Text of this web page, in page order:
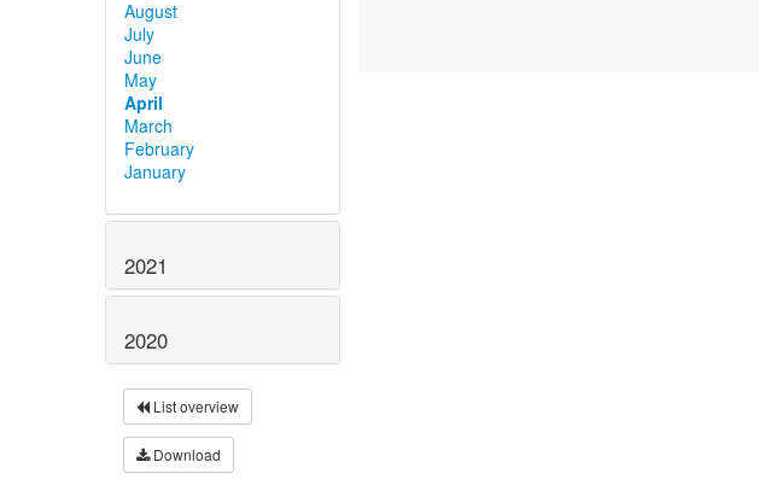
August
July
June
May
April
March
February
January
2021
2020
List overview
Download